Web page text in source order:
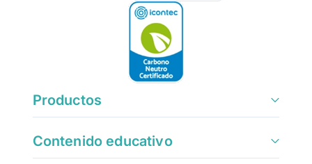
Productos
Contenido educativo